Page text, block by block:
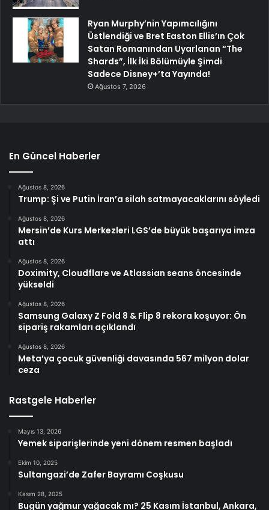
Ryan Murphy’nin Yapımcılığını
Üstlendiği ve Bret Easton Ellis’ın Çok
Satan Romanından Uyarlanan “The
Shards”, İlk İki Bölümüyle Şimdi
Sadece Disney+’ta Yayında!
Ağustos 7, 2026
En Güncel Haberler
Ağustos 8, 2026
Trump: Şi ve Putin İran’a silah satmayacaklarını söyledi
Ağustos 8, 2026
Mersin’de Kurs Merkezleri LGS’de büyük başarıya imza
attı
Ağustos 8, 2026
Doximity, Cloudflare ve Atlassian seans öncesinde
yükseldi
Ağustos 8, 2026
Samsung Galaxy Z Fold 8 & Flip 8 rekora koşuyor: Ön
sipariş rakamları açıklandı
Ağustos 8, 2026
Meta’ya çocuk güvenliği davasında 567 milyon dolar
ceza
Rastgele Haberler
Mayıs 13, 2026
Yemek siparişlerinde yeni dönem resmen başladı
Ekim 10, 2025
Sultangazi’de Zafer Bayramı Coşkusu
Kasım 28, 2025
Bugün yağmur yağacak mı? 25 Kasım İstanbul, Ankara,